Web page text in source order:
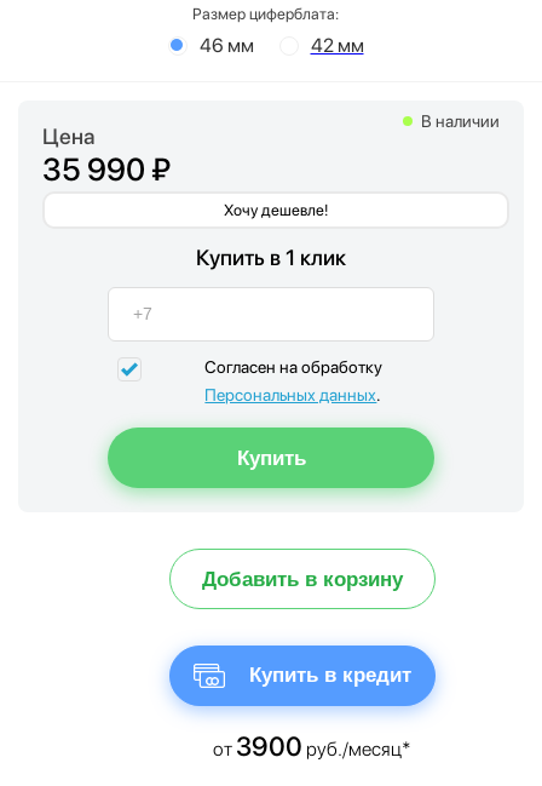
Размер циферблата:
46 мм 42 мм
Цена
35 990 ₽
Хочу дешевле!
В наличии
Купить в 1 клик
Согласен на обработку
Персональных данных.
Добавить в корзину
Купить в кредит
от 3900 руб./месяц*